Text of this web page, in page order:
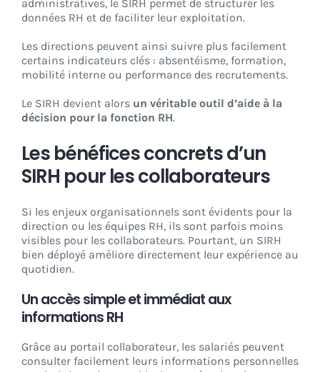
administratives, le SIRH permet de structurer les
données RH et de faciliter leur exploitation.
Les directions peuvent ainsi suivre plus facilement
certains indicateurs clés : absentéisme, formation,
mobilité interne ou performance des recrutements.
Le SIRH devient alors un véritable outil d’aide à la
décision pour la fonction RH.
Les bénéfices concrets d’un
SIRH pour les collaborateurs
Si les enjeux organisationnels sont évidents pour la
direction ou les équipes RH, ils sont parfois moins
visibles pour les collaborateurs. Pourtant, un SIRH
bien déployé améliore directement leur expérience au
quotidien.
Un accès simple et immédiat aux
informations RH
Grâce au portail collaborateur, les salariés peuvent
consulter facilement leurs informations personnelles